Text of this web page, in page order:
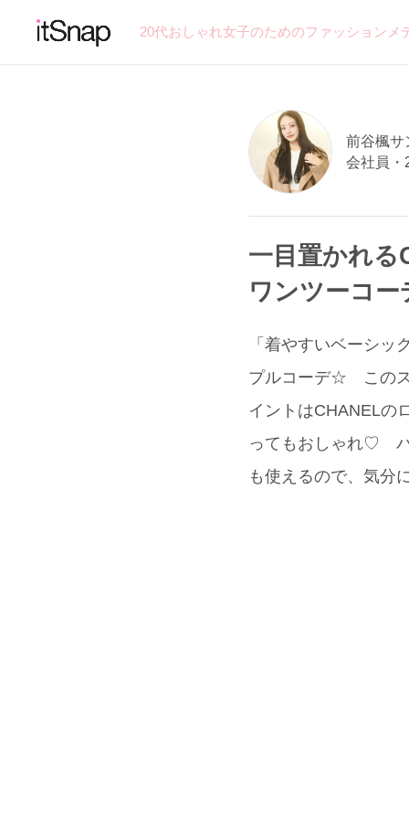
20代おしゃれ女子のためのファッション
前谷楓サ
会社員・
一目置かれ
ワンツーコー
「着やすいベーシ
プルコーデ☆ このス
イントはCHANELの
ってもおしゃれ♡ バ
も使えるので、気分